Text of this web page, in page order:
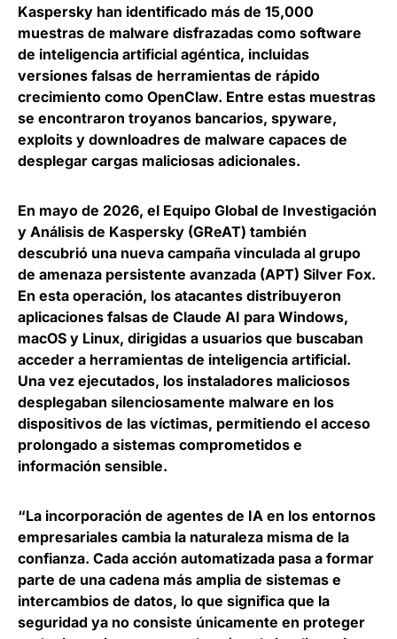
Kaspersky han identificado más de 15,000
muestras de malware disfrazadas como software
de inteligencia artificial agéntica, incluidas
versiones falsas de herramientas de rápido
crecimiento como OpenClaw. Entre estas muestras
se encontraron troyanos bancarios, spyware,
exploits y downloadres de malware capaces de
desplegar cargas maliciosas adicionales.
En mayo de 2026, el Equipo Global de Investigación
y Análisis de Kaspersky (GReAT) también
descubrió una nueva campaña vinculada al grupo
de amenaza persistente avanzada (APT) Silver Fox.
En esta operación, los atacantes distribuyeron
aplicaciones falsas de Claude AI para Windows,
macOS y Linux, dirigidas a usuarios que buscaban
acceder a herramientas de inteligencia artificial.
Una vez ejecutados, los instaladores maliciosos
desplegaban silenciosamente malware en los
dispositivos de las víctimas, permitiendo el acceso
prolongado a sistemas comprometidos e
información sensible.
“La incorporación de agentes de IA en los entornos
empresariales cambia la naturaleza misma de la
confianza. Cada acción automatizada pasa a formar
parte de una cadena más amplia de sistemas e
intercambios de datos, lo que significa que la
seguridad ya no consiste únicamente en proteger